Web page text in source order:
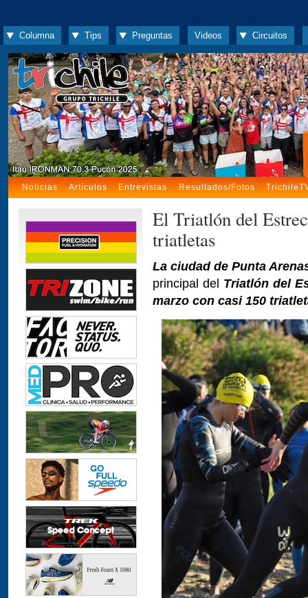
Columna Tips Preguntas Videos Circuitos
Noticias Artículos Entrevistas Resultados/Fotos
El Triatlón del
triatletas
La ciudad de Punta
principal del Triatlón del
marzo con casi 150